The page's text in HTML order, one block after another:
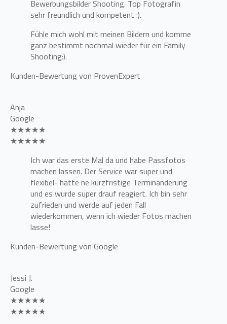
Bewerbungsbilder Shooting. Top Fotografin
sehr freundlich und kompetent :).
Fühle mich wohl mit meinen Bildern und komme
ganz bestimmt nochmal wieder für ein Family
Shooting:).
Kunden-Bewertung von ProvenExpert
Anja
Google
★★★★★
★★★★★
Ich war das erste Mal da und habe Passfotos
machen lassen. Der Service war super und
flexibel- hatte ne kurzfristige Terminänderung
und es wurde super drauf reagiert. Ich bin sehr
zufrieden und werde auf jeden Fall
wiederkommen, wenn ich wieder Fotos machen
lasse!
Kunden-Bewertung von Google
Jessi J.
Google
★★★★★
★★★★★